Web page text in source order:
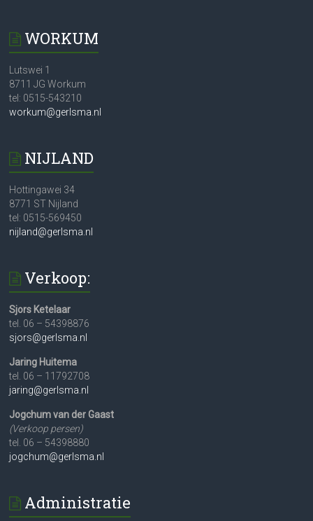
WORKUM
Lutswei 1
8711 JG Workum
tel: 0515-543210
workum@gerlsma.nl
NIJLAND
Hottingawei 34
8771 ST Nijland
tel: 0515-569450
nijland@gerlsma.nl
Verkoop:
Sjors Ketelaar
tel. 06 – 54398876
sjors@gerlsma.nl
Jaring Huitema
tel. 06 – 11792708
jaring@gerlsma.nl
Jogchum van der Gaast
(Verkoop persen)
tel. 06 – 54398880
jogchum@gerlsma.nl
Administratie